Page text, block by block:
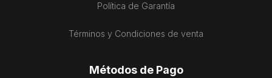
Política de Garantía
Términos y Condiciones de venta
Métodos de Pago